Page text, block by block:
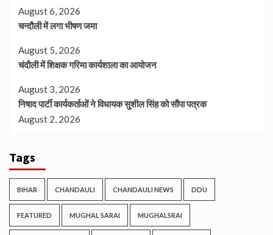
August 6, 2026
चन्दौली में लगा भीषण जमा
August 5, 2026
चंदौली में शिक्षक गरिमा कार्यशाला का आयोजन
August 3, 2026
निषाद पार्टी कार्यकर्ताओं ने विधायक सुशील सिंह को सौंपा पत्रक
August 2, 2026
Tags
BIHAR CHANDAULI CHANDAULI NEWS DDU
FEATURED MUGHAL SARAI MUGHALSRAI